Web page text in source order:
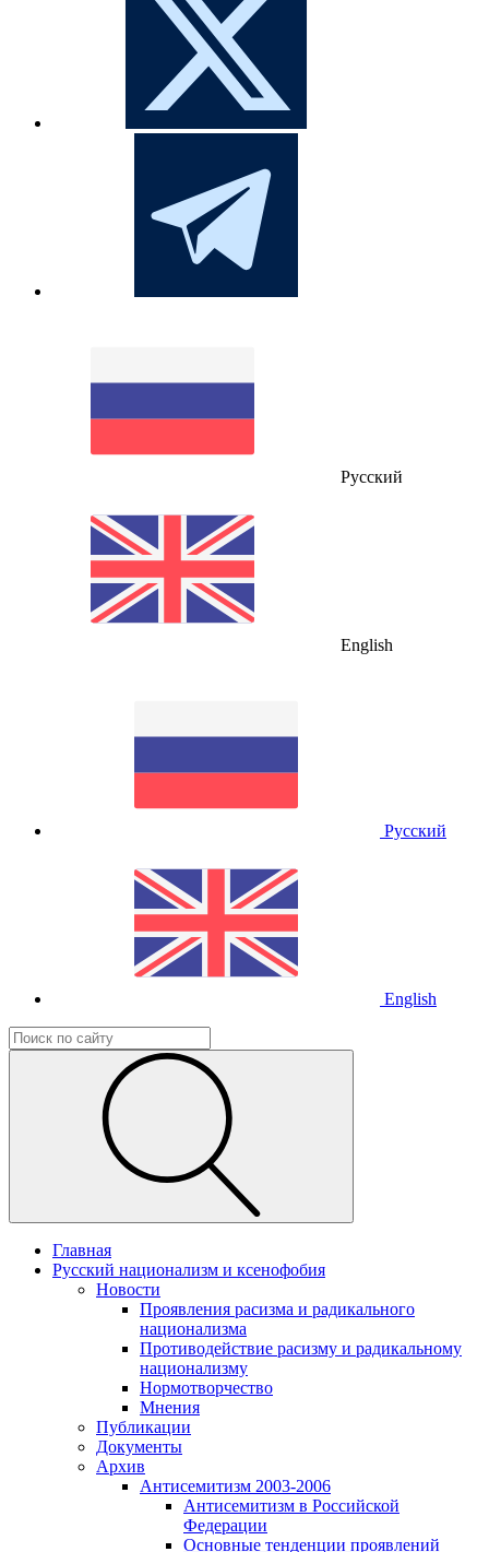
Русский
English
Русский
English
Главная
Русский национализм и ксенофобия
Новости
Проявления расизма и радикального
национализма
Противодействие расизму и радикальному
национализму
Нормотворчество
Мнения
Публикации
Документы
Архив
Антисемитизм 2003-2006
Антисемитизм в Российской
Федерации
Основные тенденции проявлений